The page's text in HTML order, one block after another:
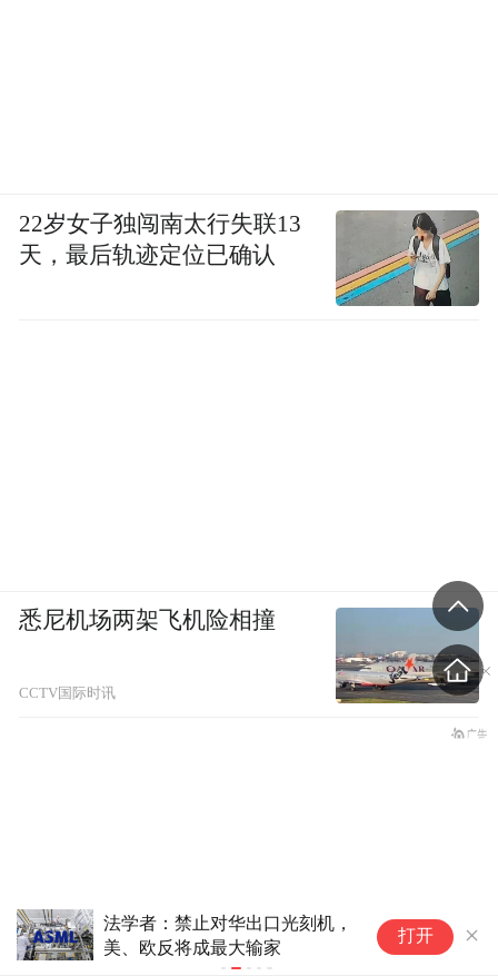
尼日尔两辆客车相撞致22死37伤
美国前总统
扩散
打开
22岁女子独闯南太行失联13
天，最后轨迹定位已确认
悉尼机场两架飞机险相撞
CCTV国际时讯